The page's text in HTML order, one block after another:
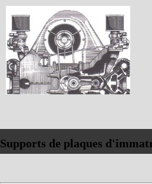
Supports de plaques